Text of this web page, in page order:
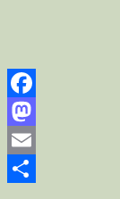
Facebook
Mastodon
Email